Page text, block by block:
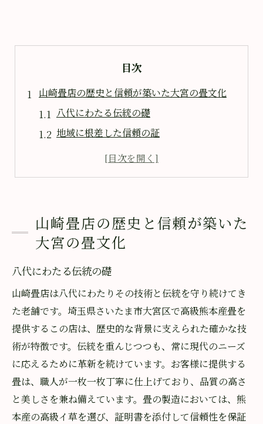
目次
山崎畳店の歴史と信頼が築いた大宮の畳文化
八代にわたる伝統の礎
地域に根差した信頼の証
大宮の住まいに寄り添う畳文化
熊本産高級イ草を使用した山崎畳店の魅力
厳選された熊本産イ草の特徴
品質保証の証明書の重要性
高級イ草がもたらす快適空間
長持ちする畳の秘訣
美しさと耐久性の両立
イ草選びのポイント
地域密着型サービスで安心提供山崎畳店の誓い
お客様の声を大切にする姿勢
地域のニーズに応える柔軟性
山崎畳店の歴史と信頼が築いた
大宮の畳文化
八代にわたる伝統の礎
山崎畳店は八代にわたりその技術と伝統を守り続けてき
た老舗です。埼玉県さいたま市大宮区で高級熊本産畳を
提供するこの店は、歴史的な背景に支えられた確かな技
術が特徴です。伝統を重んじつつも、常に現代のニーズ
に応えるために革新を続けています。お客様に提供する
畳は、職人が一枚一枚丁寧に仕上げており、品質の高さ
と美しさを兼ね備えています。畳の製造においては、熊
本産の高級イ草を選び、証明書を添付して信頼性を保証